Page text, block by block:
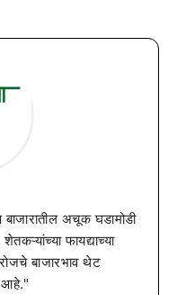
बाजारातील अचूक घडामोडी
फायद्याच्या
बाजारभाव थेट
आहे."